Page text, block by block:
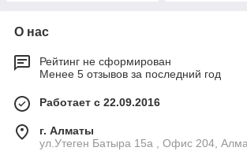
О нас
Рейтинг не сформирован
Менее 5 отзывов за последний год
Работает с 22.09.2016
г. Алматы
ул.Утеген Батыра 15а , Офис 204,